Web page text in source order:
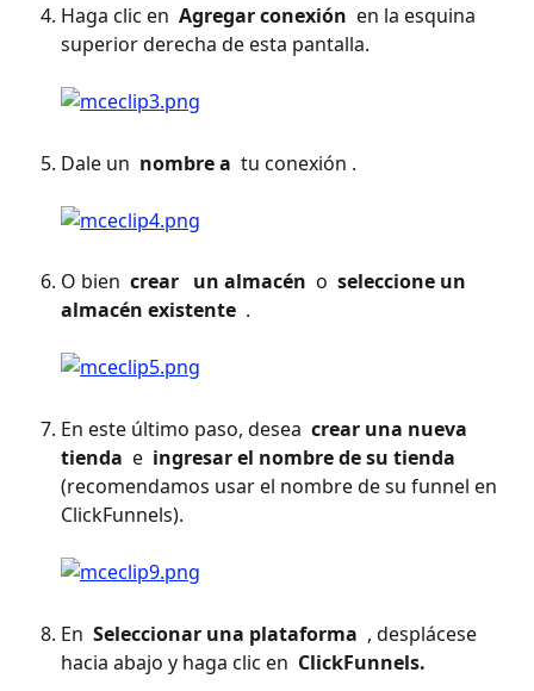
Haga clic en Agregar conexión en la esquina
superior derecha de esta pantalla.
Dale un nombre a tu conexión .
O bien crear un almacén o seleccione un
almacén existente .
En este último paso, desea crear una nueva
tienda e ingresar el nombre de su tienda
(recomendamos usar el nombre de su funnel en
ClickFunnels).
En Seleccionar una plataforma , desplácese
hacia abajo y haga clic en ClickFunnels.